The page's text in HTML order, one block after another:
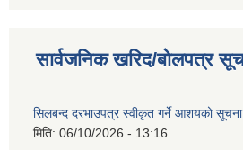
सार्वजनिक खरिद/बोलपत्र
सिलबन्द दरभाउपत्र स्वीकृत गर्ने आशयको
मिति: 06/10/2026 - 13:16